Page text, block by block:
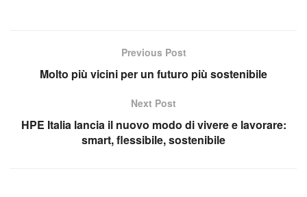
Previous Post
Molto più vicini per un futuro più sostenibile
Next Post
HPE Italia lancia il nuovo modo di vivere e lavorare:
smart, flessibile, sostenibile